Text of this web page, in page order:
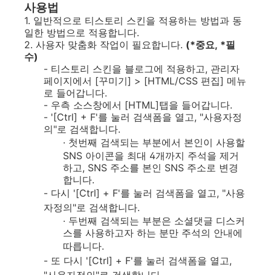
사용법
1. 일반적으로 티스토리 스킨을 적용하는 방법과 동
일한 방법으로 적용합니다.
2. 사용자 맞춤화 작업이 필요합니다. (*중요, *필
수)
- 티스토리 스킨을 블로그에 적용하고, 관리자
페이지에서 [꾸미기] > [HTML/CSS 편집] 메뉴
로 들어갑니다.
- 우측 소스창에서 [HTML]탭을 들어갑니다.
- '[Ctrl] + F'를 눌러 검색폼을 열고, "사용자정
의"로 검색합니다.
· 첫번째 검색되는 부분에서 본인이 사용할
SNS 아이콘을 최대 4개까지 주석을 제거
하고, SNS 주소를 본인 SNS 주소로 변경
합니다.
- 다시 '[Ctrl] + F'를 눌러 검색폼을 열고, "사용
자정의"로 검색합니다.
· 두번째 검색되는 부분은 소셜댓글 디스커
스를 사용하고자 하는 분만 주석의 안내에
따릅니다.
- 또 다시 '[Ctrl] + F'를 눌러 검색폼을 열고,